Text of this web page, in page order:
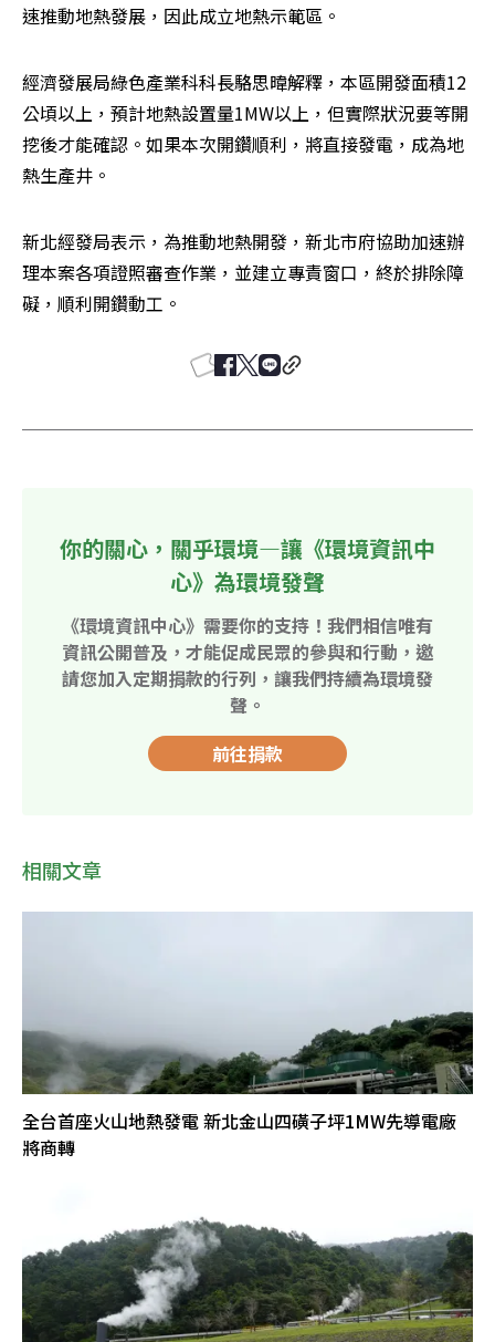
速推動地熱發展，因此成立地熱示範區。
經濟發展局綠色產業科科長駱思暐解釋，本區開發面積12
公頃以上，預計地熱設置量1MW以上，但實際狀況要等開
挖後才能確認。如果本次開鑽順利，將直接發電，成為地
熱生產井。
新北經發局表示，為推動地熱開發，新北市府協助加速辦
理本案各項證照審查作業，並建立專責窗口，終於排除障
礙，順利開鑽動工。
你的關心，關乎環境—讓《環境資訊中
心》為環境發聲
《環境資訊中心》需要你的支持！我們相信唯有
資訊公開普及，才能促成民眾的參與和行動，邀
請您加入定期捐款的行列，讓我們持續為環境發
聲。
前往捐款
相關文章
全台首座火山地熱發電 新北金山四磺子坪1MW先導電廠
將商轉